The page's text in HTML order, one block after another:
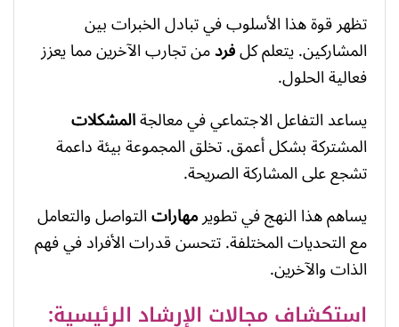
تظهر قوة هذا الأسلوب في تبادل الخبرات بين
المشاركين. يتعلم كلفردمن تجارب الآخرين مما يعزز
فعالية الحلول.
يساعد التفاعل الاجتماعي في معالجةالمشكلات
المشتركة بشكل أعمق. تخلق المجموعة بيئة داعمة
تشجع على المشاركة الصريحة.
يساهم هذا النهج في تطويرمهاراتالتواصل والتعامل
مع التحديات المختلفة. تتحسن قدرات الأفراد في فهم
الذات والآخرين.
استكشاف مجالات الإرشاد الرئيسية: